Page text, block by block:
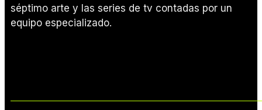
séptimo arte y las series de tv contadas por un
equipo especializado.